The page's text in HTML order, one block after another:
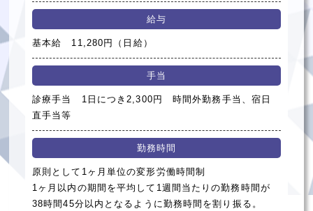
給与
基本給 11,280円（日給）
手当
診療手当 1日につき2,300円 時間外勤務手当、宿日
直手当等
勤務時間
原則として1ヶ月単位の変形労働時間制
1ヶ月以内の期間を平均して1週間当たりの勤務時間が
38時間45分以内となるように勤務時間を割り振る。